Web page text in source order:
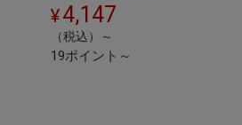
4,147
（税込）～
19ポイント～